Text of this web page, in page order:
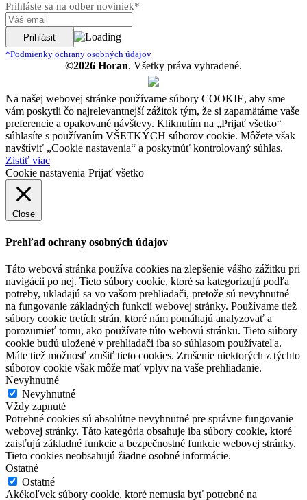
Prihláste sa na odber noviniek*
*Podmienky ochrany osobných údajov
©2026 Horan. Všetky práva vyhradené.
Na našej webovej stránke používame súbory COOKIE, aby sme
vám poskytli čo najrelevantnejší zážitok tým, že si zapamätáme vaše
preferencie a opakované návštevy. Kliknutím na „Prijať všetko“
súhlasíte s používaním VŠETKÝCH súborov cookie. Môžete však
navštíviť „Cookie nastavenia“ a poskytnúť kontrolovaný súhlas.
Zistiť viac
Cookie nastavenia Prijať všetko
Close
Prehľad ochrany osobných údajov
Táto webová stránka používa cookies na zlepšenie vášho zážitku pri
navigácii po nej. Tieto súbory cookie, ktoré sa kategorizujú podľa
potreby, ukladajú sa vo vašom prehliadači, pretože sú nevyhnutné
na fungovanie základných funkcií webovej stránky. Používame tiež
súbory cookie tretích strán, ktoré nám pomáhajú analyzovať a
porozumieť tomu, ako používate túto webovú stránku. Tieto súbory
cookie budú uložené v prehliadači iba so súhlasom používateľa.
Máte tiež možnosť zrušiť tieto cookies. Zrušenie niektorých z týchto
súborov cookie však môže mať vplyv na vaše prehliadanie.
Nevyhnutné
Nevyhnutné
Vždy zapnuté
Potrebné cookies sú absolútne nevyhnutné pre správne fungovanie
webovej stránky. Táto kategória obsahuje iba súbory cookie, ktoré
zaisťujú základné funkcie a bezpečnostné funkcie webovej stránky.
Tieto cookies neobsahujú žiadne osobné informácie.
Ostatné
Ostatné
Akékoľvek súbory cookie, ktoré nemusia byť potrebné na